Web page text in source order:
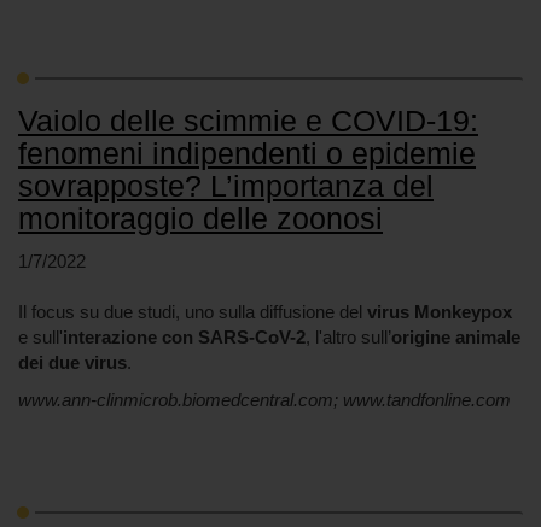
Vaiolo delle scimmie e COVID-19:
fenomeni indipendenti o epidemie
sovrapposte? L’importanza del
monitoraggio delle zoonosi
1/7/2022
Il focus su due studi, uno sulla diffusione del virus Monkeypox
e sull'interazione con SARS-CoV-2, l'altro sull’origine animale
dei due virus.
www.ann-clinmicrob.biomedcentral.com; www.tandfonline.com